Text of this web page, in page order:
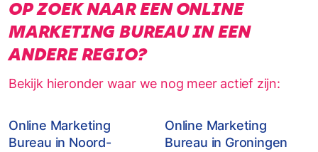
OP ZOEK NAAR EEN ONLINE
MARKETING BUREAU IN EEN
ANDERE REGIO?
Bekijk hieronder waar we nog meer actief zijn:
Online Marketing
Bureau in Noord-
Online Marketing
Bureau in Groningen